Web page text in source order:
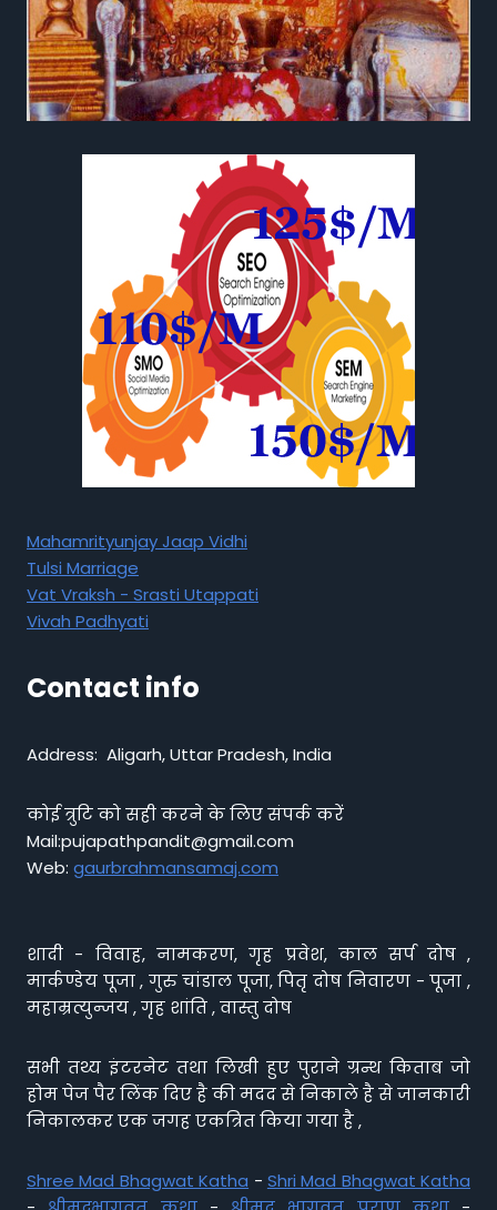
Mahamrityunjay Jaap Vidhi
Tulsi Marriage
Vat Vraksh - Srasti Utappati
Vivah Padhyati
Contact info
Address: Aligarh, Uttar Pradesh, India
कोई त्रुटि को सही करने के लिए संपर्क करें
Mail:pujapathpandit@gmail.com
Web: gaurbrahmansamaj.com
शादी - विवाह, नामकरण, गृह प्रवेश, काल सर्प दोष ,
मार्कण्डेय पूजा , गुरु चांडाल पूजा, पितृ दोष निवारण - पूजा ,
महाम्रत्युन्जय , गृह शांति , वास्तु दोष
सभी तथ्य इंटरनेट तथा लिखी हुए पुराने ग्रन्थ किताब जो
होम पेज पैर लिंक दिए है की मदद से निकाले है से जानकारी
निकालकर एक जगह एकत्रित किया गया है ,
Shree Mad Bhagwat Katha - Shri Mad Bhagwat Katha